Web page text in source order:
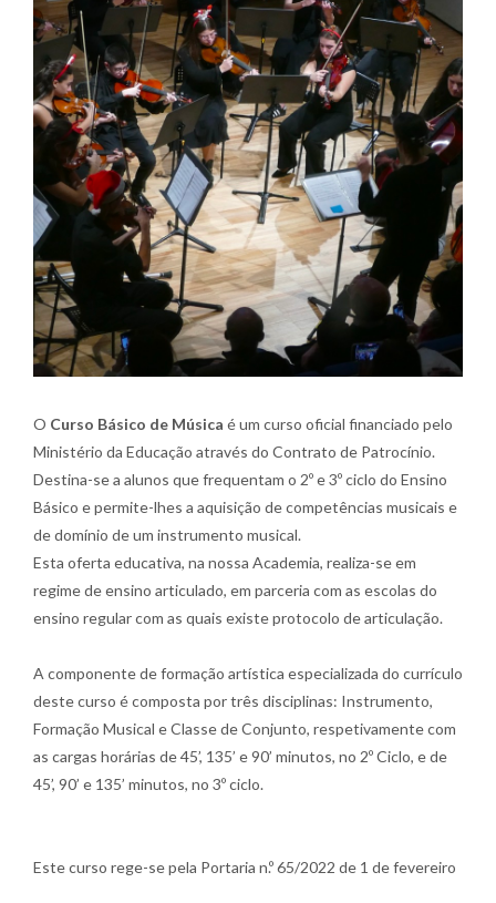
O Curso Básico de Música é um curso oficial financiado pelo
Ministério da Educação através do Contrato de Patrocínio.
Destina-se a alunos que frequentam o 2º e 3º ciclo do Ensino
Básico e permite-lhes a aquisição de competências musicais e
de domínio de um instrumento musical.
Esta oferta educativa, na nossa Academia, realiza-se em
regime de ensino articulado, em parceria com as escolas do
ensino regular com as quais existe protocolo de articulação.
A componente de formação artística especializada do currículo
deste curso é composta por três disciplinas: Instrumento,
Formação Musical e Classe de Conjunto, respetivamente com
as cargas horárias de 45’, 135’ e 90’ minutos, no 2º Ciclo, ede
45’, 90’ e 135’ minutos, no 3º ciclo.
Este curso rege-se pela Portaria n.º 65/2022 de 1 de fevereiro